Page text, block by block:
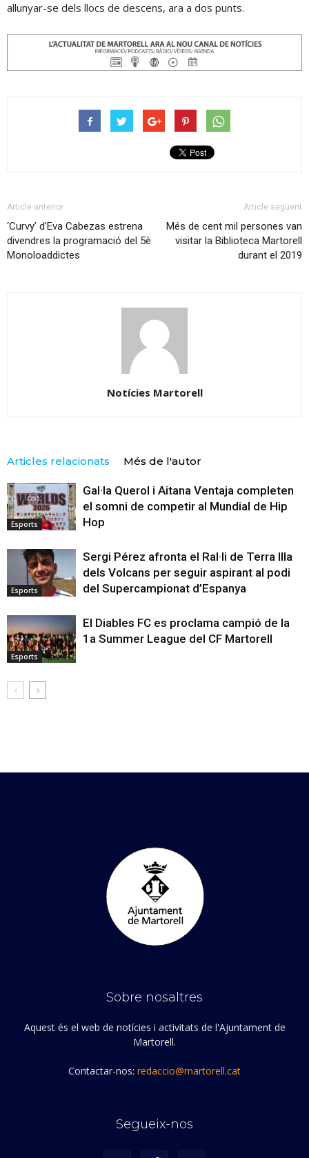
allunyar-se dels llocs de descens, ara a dos punts.
Article anterior
‘Curvy’ d’Eva Cabezas estrena
divendres la programació del 5è
Monoloaddictes
Article següent
Més de cent mil persones van
visitar la Biblioteca Martorell
durant el 2019
Notícies Martorell
Articles relacionats Més de l'autor
Esports
Gal·la Querol i Aitana Ventaja completen
el somni de competir al Mundial de Hip
Hop
Esports
Sergi Pérez afronta el Ral·li de Terra Illa
dels Volcans per seguir aspirant al podi
del Supercampionat d’Espanya
Esports
El Diables FC es proclama campió de la
1a Summer League del CF Martorell
Sobre nosaltres
Aquest és el web de notícies i activitats de l'Ajuntament de
Martorell.
Contactar-nos: redaccio@martorell.cat
Segueix-nos